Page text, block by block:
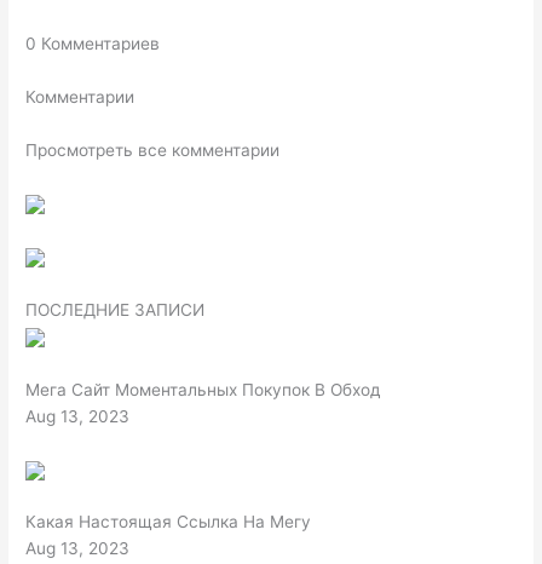
0 Комментариев
Комментарии
Просмотреть все комментарии
ПОСЛЕДНИЕ ЗАПИСИ
Мега Сайт Моментальных Покупок В Обход
Aug 13, 2023
Какая Настоящая Ссылка На Мегу
Aug 13, 2023